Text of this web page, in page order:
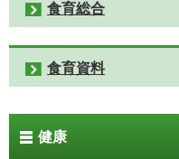
食育総合
食育資料
健康